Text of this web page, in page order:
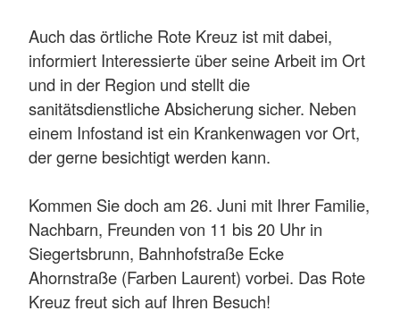
Auch das örtliche Rote Kreuz ist mit dabei,
informiert Interessierte über seine Arbeit im Ort
und in der Region und stellt die
sanitätsdienstliche Absicherung sicher. Neben
einem Infostand ist ein Krankenwagen vor Ort,
der gerne besichtigt werden kann.
Kommen Sie doch am 26. Juni mit Ihrer Familie,
Nachbarn, Freunden von 11 bis 20 Uhr in
Siegertsbrunn, Bahnhofstraße Ecke
Ahornstraße (Farben Laurent) vorbei. Das Rote
Kreuz freut sich auf Ihren Besuch!